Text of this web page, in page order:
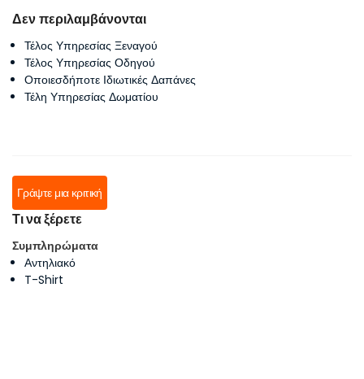
Δεν περιλαμβάνονται
Τέλος Υπηρεσίας Ξεναγού
Τέλος Υπηρεσίας Οδηγού
Οποιεσδήποτε Ιδιωτικές Δαπάνες
Τέλη Υπηρεσίας Δωματίου
Γράψτε μια κριτική
Τι να ξέρετε
Συμπληρώματα
Αντηλιακό
T-Shirt